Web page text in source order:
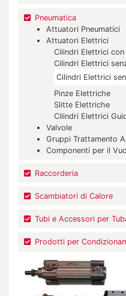
Pneumatica
Attuatori Pneumatici
Attuatori Elettrici
Cilindri Elettrici con
Cilindri Elettrici
Cilindri Elettrici
Pinze Elettriche
Slitte Elettriche
Cilindri Elettrici
Valvole
Gruppi Trattamento
Componenti per il
Raccorderia
Scambiatori di Calore
Tubi e Accessori per
Prodotti per